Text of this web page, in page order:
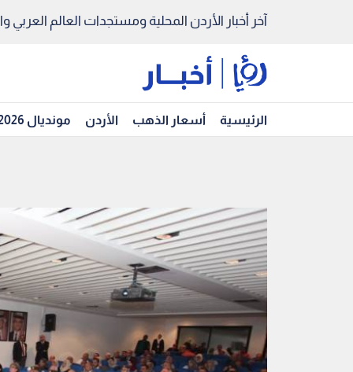
آخر أخبار الأردن المحلية ومستجدات العالم العربي
الرئيسية أسعار الذهب الأردن مونديال 2026